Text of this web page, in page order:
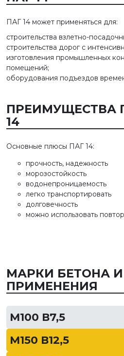
ПАГ 14 может применяться для:
строительства взлетно-
строительства дорог с
изготовления промышленных
помещений;
оборудования подъездов
ПРЕИМУЩЕСТВА
14
Основные плюсы ПАГ 14:
прочность, надежность
морозостойкость
водонепроницаемость
легко транспортировать
долговечность
можно использовать
МАРКИ БЕТОНА
ПРИМЕНЕНИЯ
М100 В7,5
М150 В12,5